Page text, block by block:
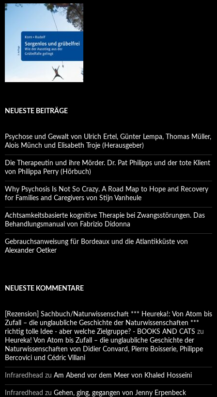
NEUESTE BEITRÄGE
Psychose und Gewalt von Ulrich Ertel, Günter Lempa, Thomas Müller,
Alois Münch und Elisabeth Troje (Herausgeber)
Die Therapeutin und ihre Mörder. Dr. Pat Philipps und der tote Klient
von Philippa Perry (Hörbuch)
Why Psychosis Is Not So Crazy. A Road Map to Hope and Recovery
for Families and Caregivers von Stijn Vanheule
Achtsamkeitsbasierte kognitive Therapie bei Zwangsstörungen. Das
Behandlungsmanual von Fabrizio Didonna
Gebrauchsanweisung für Bordeaux und die Atlantikküste von
Alexander Oetker
NEUESTE KOMMENTARE
[Rezension] Sachbuch/Naturwissenschaft *** Heureka!: Von Atom bis
Zufall – die unglaubliche Geschichte der Naturwissenschaften ***
richtig tolle Idee - aber welche Zielgruppe? - BOOKS AND CATS zu
Heureka! Von Atom bis Zufall – die unglaubliche Geschichte der
Naturwissenschaften von Didier Convard, Pierre Boisserie, Philippe
Bercovici und Cédric Villani
Infraredhead zu Am Abend vor dem Meer von Khaled Hosseini
Infraredhead zu Gehen, ging, gegangen von Jenny Erpenbeck